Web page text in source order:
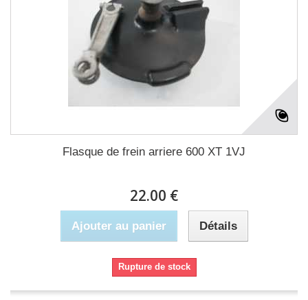
Flasque de frein arriere 600 XT 1VJ
22.00 €
Ajouter au panier Détails
Rupture de stock